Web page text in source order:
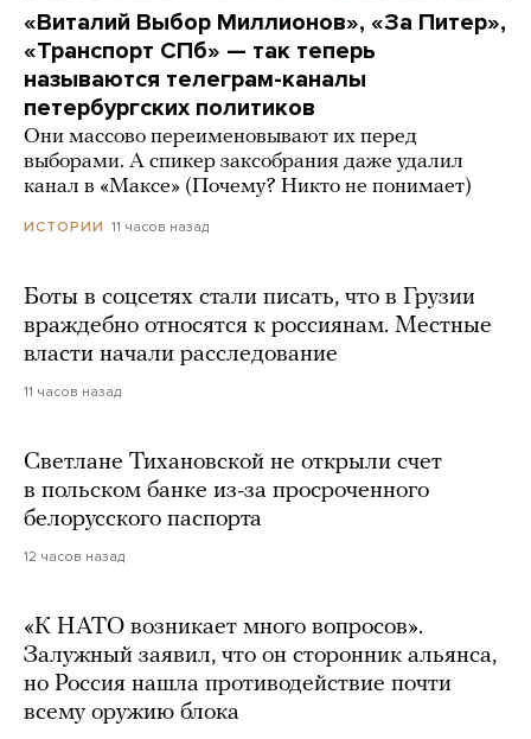
«Виталий Выбор Миллионов», «За Питер»,
«Транспорт СПб» — так теперь
называются телеграм-каналы
петербургских политиков
Они массово переименовывают их перед
выборами. А спикер заксобрания даже удалил
канал в «Максе» (Почему? Никто не понимает)
ИСТОРИИ 11 часов назад
Боты в соцсетях стали писать, что в Грузии
враждебно относятся к россиянам. Местные
власти начали расследование
11 часов назад
Светлане Тихановской не открыли счет
в польском банке из-за просроченного
белорусского паспорта
12 часов назад
«К НАТО возникает много вопросов».
Залужный заявил, что он сторонник альянса,
но Россия нашла противодействие почти
всему оружию блока